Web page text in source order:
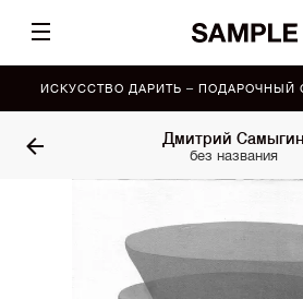
ИСКУССТВО ДАРИТЬ – ПОДАРОЧНЫЙ
Дмитрий Самыгин
без названия